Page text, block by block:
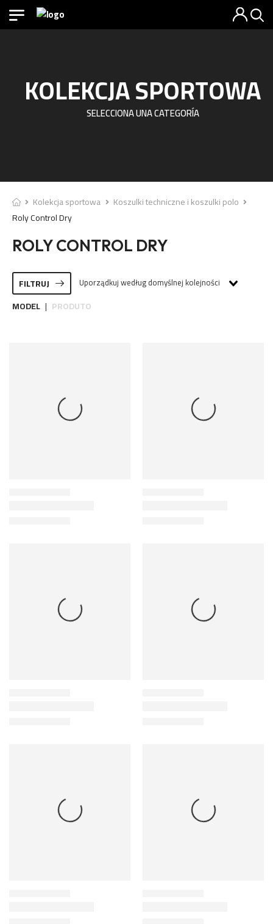
KOLEKCJA SPORTOWA
SELECCIONA UNA CATEGORÍA
Kolekcja sportowa
Koszulki techniczne i koszulki polo
Roly Control Dry
ROLY CONTROL DRY
FILTRUJ Uporządkuj według domyślnej kolejności
MODEL | PRODUTO